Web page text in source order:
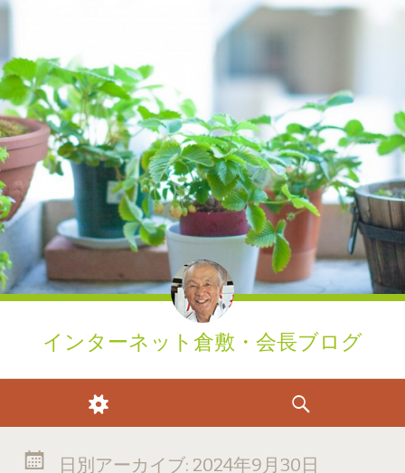
インターネット倉敷・会長ブログ
ウィジェット
日別アーカイブ: 2024年9月30日